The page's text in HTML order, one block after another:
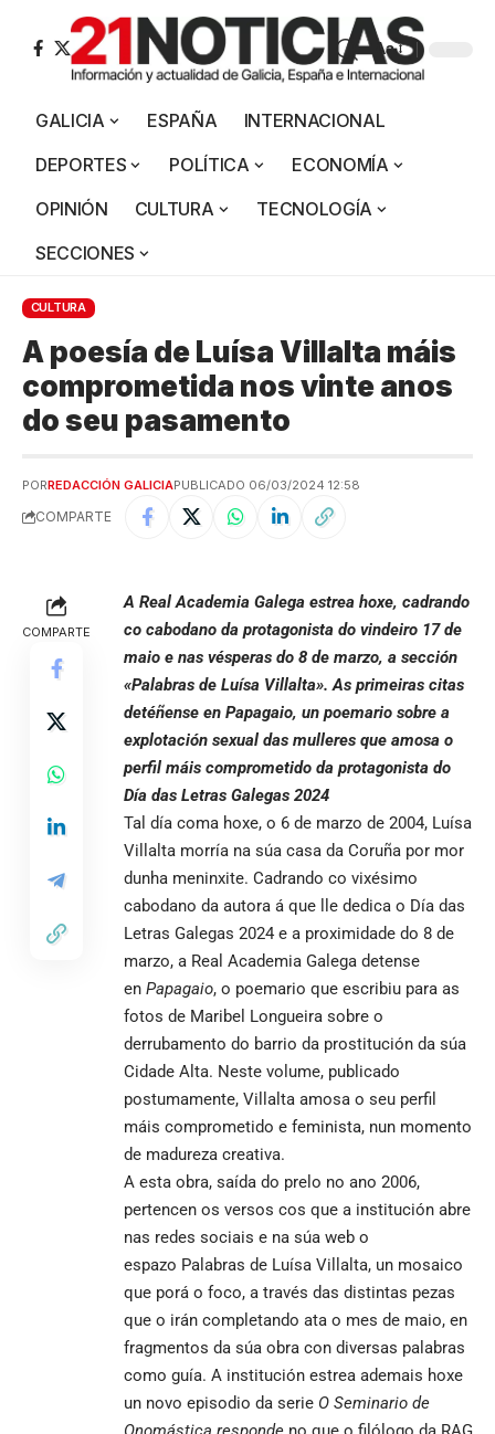
Aa
GALICIA ESPAÑA
INTERNACIONAL
DEPORTES
POLÍTICA
ECONOMÍA
OPINIÓN
CULTURA
TECNOLOGÍA
SECCIONES
CULTURA
A poesía de Luísa Villalta máis
comprometida nos vinte anos
do seu pasamento
PORREDACCIÓN GALICIAPUBLICADO 06/03/2024 12:58
COMPARTE
COMPARTE
A Real Academia Galega estrea hoxe, cadrando
co cabodano da protagonista do vindeiro 17 de
maio e nas vésperas do 8 de marzo, a sección
«Palabras de Luísa Villalta». As primeiras citas
detéñense en Papagaio, un poemario sobre a
explotación sexual das mulleres que amosa o
perfil máis comprometido da protagonista do
Día das Letras Galegas 2024
Tal día coma hoxe, o 6 de marzo de 2004, Luísa
Villalta morría na súa casa da Coruña por mor
dunha meninxite. Cadrando co vixésimo
cabodano da autora á que lle dedica o Día das
Letras Galegas 2024 e a proximidade do 8 de
marzo, a Real Academia Galega detense
en Papagaio, o poemario que escribiu para as
fotos de Maribel Longueira sobre o
derrubamento do barrio da prostitución da súa
Cidade Alta. Neste volume, publicado
postumamente, Villalta amosa o seu perfil
máis comprometido e feminista, nun momento
de madureza creativa.
A esta obra, saída do prelo no ano 2006,
pertencen os versos cos que a institución abre
nas redes sociais e na súa web o
espazo Palabras de Luísa Villalta, un mosaico
que porá o foco, a través das distintas pezas
que o irán completando ata o mes de maio, en
fragmentos da súa obra con diversas palabras
como guía. A institución estrea ademais hoxe
un novo episodio da serie O Seminario de